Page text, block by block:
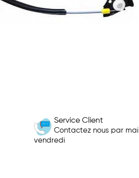
Service Client
Contactez nous par
vendredi